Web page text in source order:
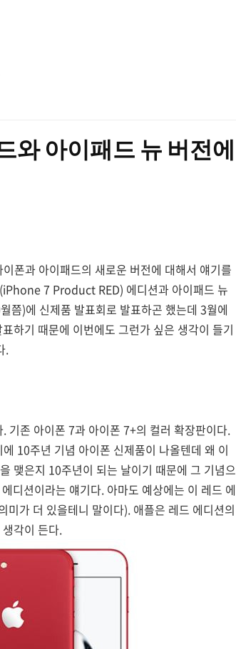
와 아이패드 뉴 버전에
폰과 아이패드의 새로운 버전에 대해서 얘기를
7 Product RED) 에디션과 아이패드 뉴
쯤)에 신제품 발표회로 발표하곤 했는데 3월에
하기 때문에 이번에도 그런가 싶은 생각이 들기
.
기존 아이폰 7과 아이폰 7+의 컬러 확장판이다.
10주년 기념 아이폰 신제품이 나올텐데 왜 이
맺은지 10주년이 되는 날이기 때문에 그 기념으
디션이라는 얘기다. 아마도 예상에는 이 레드 에
가 더 있을테니 말이다). 애플은 레드 에디션의
각이 든다.